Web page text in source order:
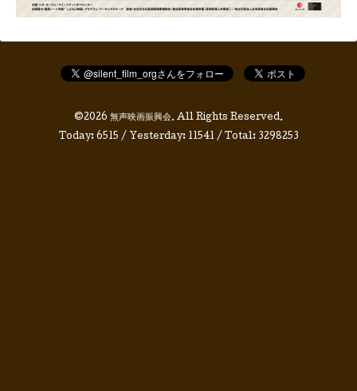
©2026 無声映画振興会. All Rights Reserved.
Today: 6515 / Yesterday: 11541/ Total: 3298253